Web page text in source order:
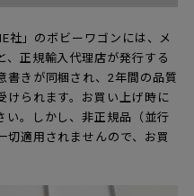
社」のボビーワゴンには、メ
、正規輸入代理店が発行する
書きが同梱され、2年間の品質
けられます。お買い上げ時に
い。しかし、非正規品（並行
切適用されませんので、お買